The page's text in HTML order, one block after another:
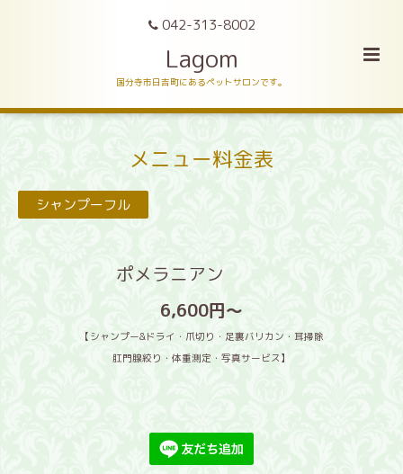
042-313-8002
Lagom
国分寺市日吉町にあるペットサロンです。
メニュー料金表
シャンプーフル
ポメラニアン
6,600円〜
【シャンプー&ドライ・爪切り・足裏バリカン・耳掃除
肛門腺絞り・体重測定・写真サービス】